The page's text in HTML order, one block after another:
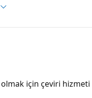
olmak için çeviri